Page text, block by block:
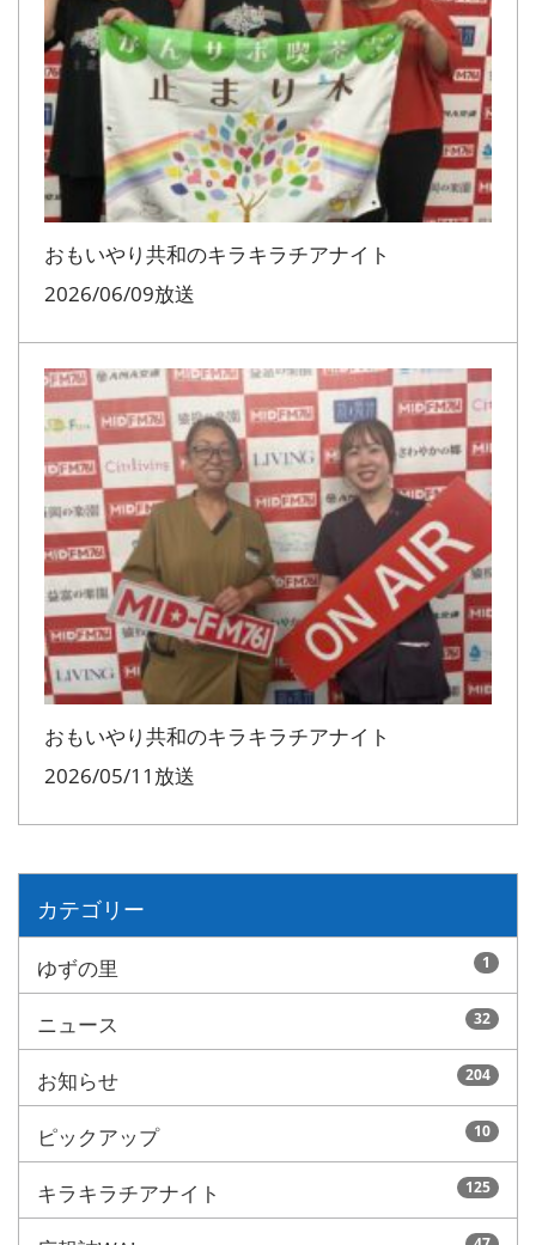
おもいやり共和のキラキラチアナイト
2026/06/09放送
おもいやり共和のキラキラチアナイト
2026/05/11放送
カテゴリー
ゆずの里 1
ニュース 32
お知らせ 204
ピックアップ 10
キラキラチアナイト 125